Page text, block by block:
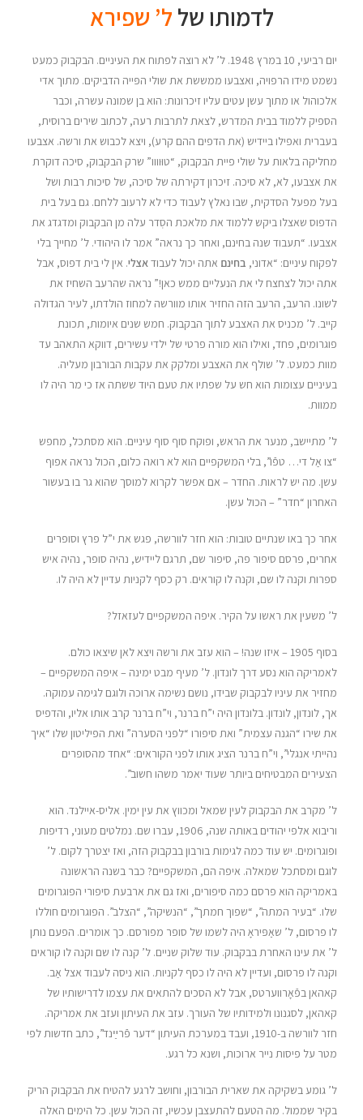
לדמותו של ל’ שפירא
יום רביעי, 10 במרץ 1948. ל’ לא רוצה לפתוח את העיניים. הבקבוק כמעט
נשמט מידו הרפויה, ואצבעו ממששת את שולי הפּייה הדביקים. מתוך אדי
אלכוהול או מתוך עשן עטים עליו זיכרונות: הוא בן שמונה עשרה, וכבר
הספיק ללמוד בבית המדרש, לצאת לתרבות רעה, לכתוב שירים ברוסית,
בעברית ואפילו ביידיש (את הדפים ההם קרע), ויצא לכבוש את ורשה. אצבעו
מחליקה בלאות על שולי פיית הבקבוק, “טוּוווו” שרק הבקבוק, סיכה דוקרת
את אצבעו, לא, לא סיכה. זיכרון דקירתה של סיכה, של סיכות רבות ושל
בעל מפעל הסדקית, שבו נאלץ לעבוד כדי לא לרעוב ללחם. גם בעל בית
הדפוס שאצלו ביקש ללמוד את מלאכת הסְדר עלה מן הבקבוק ומדגדג את
אצבעו. “תעבוד שנה בחינם, ואחר כך נראה” אמר לו היהודי. ל’ מחייך בלי
לפקוח עיניים: “אדוני, בחינם אתה יכול לעבודאצלי. אין לי בית דפוס, אבל
אתה יכול לצחצח לי את הנעליים ממש כאן!” נראה שהרעב השחיז את
לשונו. הרעב, הרעב הזה החזיר אותו מוורשה למחוז הולדתו, לעיר הגדולה
קייב. ל’ מכניס את האצבע לתוך הבקבוק. חמש שנים איומות, תכונת
פוגרומים, פחד, ואילו הוא מורה פרטי של ילדי עשירים, דווקא התאהב עד
מוות כמעט. ל’ שולף את האצבע ומלקק את עקבות הבורבון מעליה.
בעיניים עצומות הוא חש על שפתיו את טעם היוד ששתה אז כי מר היה לו
ממוות.
ל’ מתיישב, מנער את הראש, ופוקח סוף סוף עיניים. הוא מסתכל, מחפש
“צו אַל די… טפֿו”, בלי המשקפיים הוא לא רואה כלום, הכול נראה אפוף
עשן. מה יש לראות. החדר – אם אפשר לקרוא למוסך שהוא גר בו בעשור
האחרון “חדר” – הכול עשן.
אחר כך באו שנתיים טובות: הוא חזר לוורשה, פגש את י”ל פרץ וסופרים
אחרים, פרסם סיפור פה, סיפור שם, תרגם ליידיש, נהיה סופר, נהיה איש
ספרות וקנה לו שם, וקנה לו קוראים. רק כסף לקניות עדיין לא היה לו.
ל’ משעין את ראשו על הקיר. איפה המשקפיים לעזאזל?
בסוף 1905 – איזו שנה! – הוא עזב את ורשה ויצא לאן שיצאו כולם.
לאמריקה הוא נסע דרך לונדון. ל’ מעיף מבט ימינה – איפה המשקפיים –
מחזיר את עיניו לבקבוק שבידו, נושם נשימה ארוכה ולוגם לגימה עמוקה.
אך, לונדון, לונדון. בלונדון היה י”ח ברנר, וי”ח ברנר קרב אותו אליו, והדפיס
את שירו “הגנה עצמית” ואת סיפורו “לפני הסערה” ואת הפיליטון שלו “איך
נהייתי אנגלי”, וי”ח ברנר הציג אותו לפני הקוראים: “אחד מהסופרים
הצעירים המבטיחים ביותר שעוד יאמר משהו חשוב”.
ל’ מקרב את הבקבוק לעין שמאל ומכווץ את עין ימין. אליס-איילנד. הוא
וריבוא אלפי יהודים באותה שנה, 1906, עברו שם. נמלטים מעוני, רדיפות
ופוגרומים. יש עוד כמה לגימות בורבון בבקבוק הזה, ואז יצטרך לקום. ל’
לוגם ומסתכל שמאלה. איפה הם, המשקפיים? כבר בשנה הראשונה
באמריקה הוא פרסם כמה סיפורים, ואז גם את ארבעת סיפורי הפוגרומים
שלו. “בעיר המתה”, “שפוך חמתך”, “הנשיקה”, “הצלב”. הפוגרומים חוללו
לו פרסום, ל’ שאַפּיראָ היה לשמו של סופר מפורסם. כך אומרים. הפעם נותן
ל’ את עינו האחרת בבקבוק. עוד שלוק שניים. ל’ קנה לו שם וקנה לו קוראים
וקנה לו פרסום, ועדיין לא היה לו כסף לקניות. הוא ניסה לעבוד אצל אַב.
קאהאן בפֿאָרווערטס, אבל לא הסכים להתאים את עצמו לדרישותיו של
קאהאן, לסגנונו ולמידותיו של העורך. עזב את העיתון ועזב את אמריקה.
חזר לוורשה ב-1910, ועבד במערכת העיתון “דער פֿרײַנד”, כתב חדשות לפי
מטר על פיסות נייר ארוכות, ושנא כל רגע.
ל’ גומע בשקיקה את שארית הבורבון, וחושב לרגע להטיח את הבקבוק הריק
בקיר שממול. מה הטעם להתעצבן עכשיו, זה הכול עשן. כל הימים האלה